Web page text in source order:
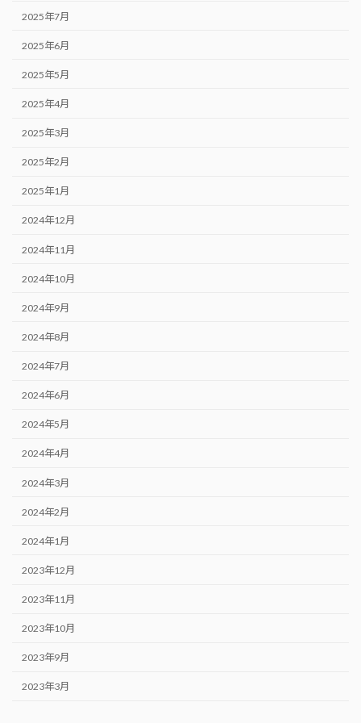
2025年7月
2025年6月
2025年5月
2025年4月
2025年3月
2025年2月
2025年1月
2024年12月
2024年11月
2024年10月
2024年9月
2024年8月
2024年7月
2024年6月
2024年5月
2024年4月
2024年3月
2024年2月
2024年1月
2023年12月
2023年11月
2023年10月
2023年9月
2023年3月